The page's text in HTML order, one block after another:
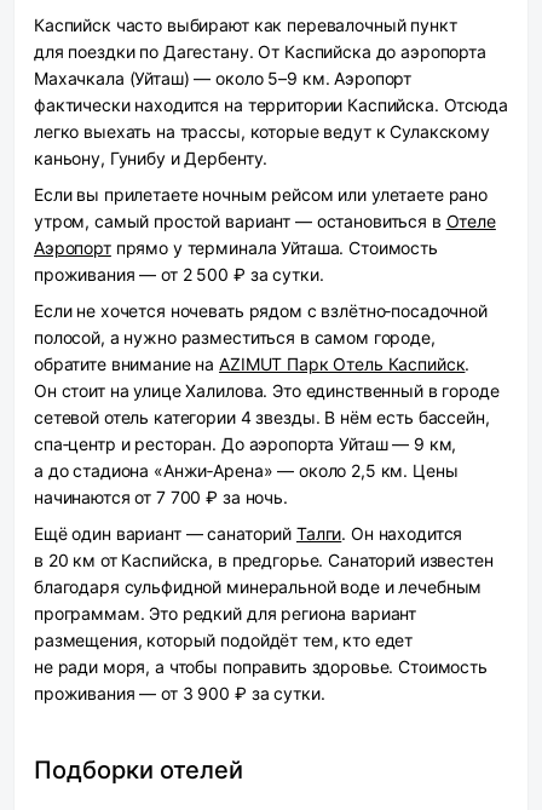
Каспийск часто выбирают как перевалочный пункт
для поездки по Дагестану. От Каспийска до аэропорта
Махачкала (Уйташ) — около 5–9 км. Аэропорт
фактически находится на территории Каспийска. Отсюда
легко выехать на трассы, которые ведут к Сулакскому
каньону, Гунибу и Дербенту.
Если вы прилетаете ночным рейсом или улетаете рано
утром, самый простой вариант — остановиться в Отеле
Аэропортпрямо у терминала Уйташа. Стоимость
проживания — от 2 500 ₽ за сутки.
Если не хочется ночевать рядом с взлётно‑посадочной
полосой, а нужно разместиться в самом городе,
обратите внимание наAZIMUT Парк Отель Каспийск.
Он стоит на улице Халилова. Это единственный в городе
сетевой отель категории 4 звезды. В нём есть бассейн,
спа‑центр и ресторан. До аэропорта Уйташ — 9 км,
а до стадиона «Анжи‑Арена» — около 2,5 км. Цены
начинаются от 7 700 ₽ за ночь.
Ещё один вариант — санаторий Талги. Он находится
в 20 км от Каспийска, в предгорье. Санаторий известен
благодаря сульфидной минеральной воде и лечебным
программам. Это редкий для региона вариант
размещения, который подойдёт тем, кто едет
не ради моря, а чтобы поправить здоровье. Стоимость
проживания — от 3 900 ₽ за сутки.
Подборки отелей